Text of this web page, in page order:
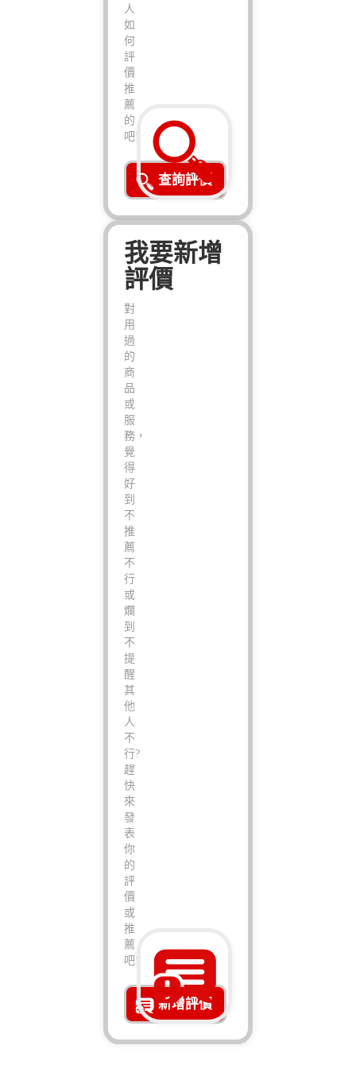
人
如
何
評
價
推
薦
的
吧!
查詢評價
我要新增
評價
對
用
過
的
商
品
或
服
務，
覺
得
好
到
不
推
薦
不
行
或
爛
到
不
提
醒
其
他
人
不
行?
趕
快
來
發
表
你
的
評
價
或
推
薦
吧!
新增評價